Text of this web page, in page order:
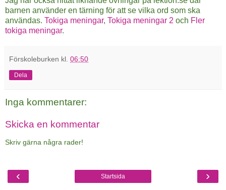
barnen använder en tärning för att se vilka ord som ska
användas. Tokiga meningar, Tokiga meningar 2 och Fler
tokiga meningar.
Förskoleburken kl. 06:50
Dela
Inga kommentarer:
Skicka en kommentar
Skriv gärna några rader!
‹ ›
Startsida